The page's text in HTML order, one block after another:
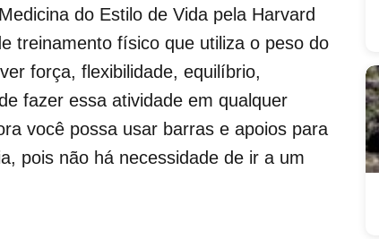
do Estilo de Vida pela Harvard
treinamento físico que utiliza o peso do
força, flexibilidade, equilíbrio,
fazer essa atividade em qualquer
você possa usar barras e apoios para
pois não há necessidade de ir a um